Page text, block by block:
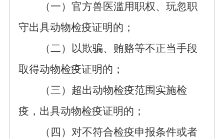
（一）官方兽医滥用职权、玩忽职
守出具动物检疫证明的；
（二）以欺骗、贿赂等不正当手段
取得动物检疫证明的 ；
（三）超出动物检疫范围实施检
疫，出具动物检疫证明的 ；
（四）对不符合检疫申报条件或者